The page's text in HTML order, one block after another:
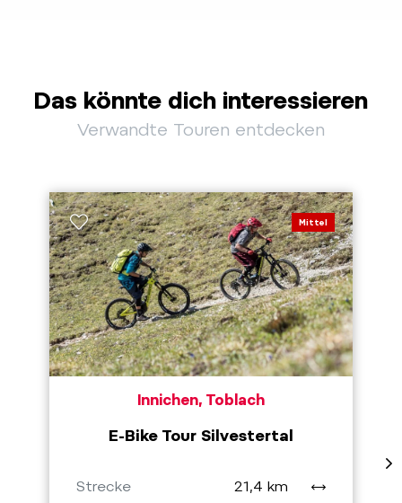
Das könnte dich interessieren
Verwandte Touren entdecken
Mittel
Innichen, Toblach
E-Bike Tour Silvestertal
Strecke 21,4 km